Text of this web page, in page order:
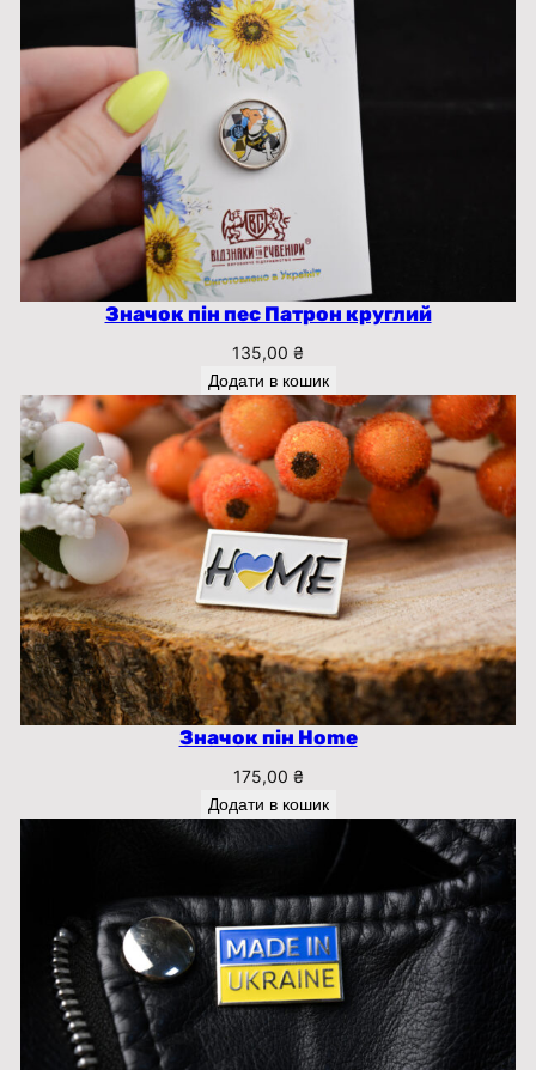
Значок пін пес Патрон круглий
135,00 ₴
Додати в кошик
Значок пін Home
175,00 ₴
Додати в кошик